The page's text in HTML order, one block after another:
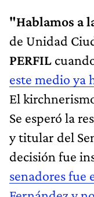
"Hablamos a
de Unidad
PERFIL
este medio ya
El
Se esperó la
y titular del
decisión fue
senadores fue